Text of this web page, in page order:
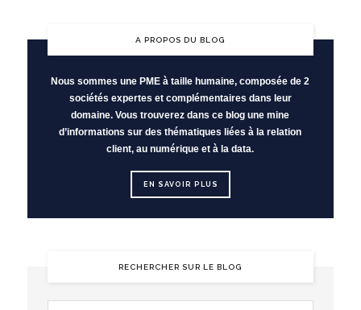
A PROPOS DU BLOG
Nous sommes une PME à taille humaine, composée de 2
sociétés expertes et complémentaires dans leur
domaine. Vous trouverez dans ce blog une mine
d’informations sur des thématiques liées à la relation
client, au numérique et à la data.
EN SAVOIR PLUS
RECHERCHER SUR LE BLOG